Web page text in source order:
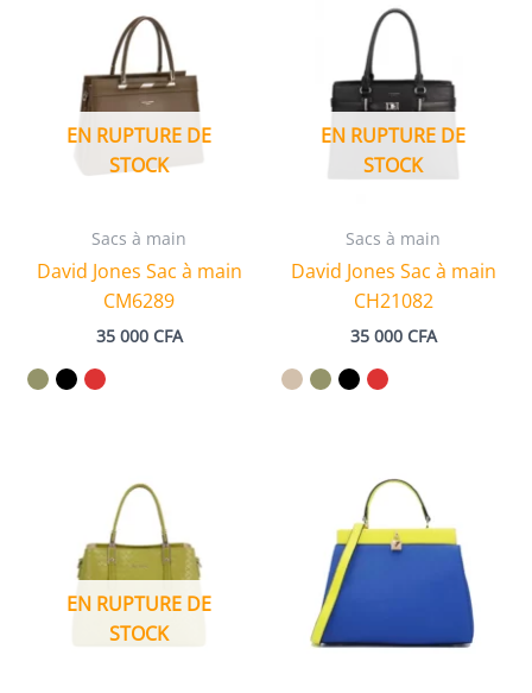
EN RUPTURE DE
STOCK
Sacs à main
David Jones Sac à main
CM6289
35 000 CFA
EN RUPTURE DE
STOCK
Sacs à main
David Jones Sac à main
CH21082
35 000 CFA
EN RUPTURE DE
STOCK